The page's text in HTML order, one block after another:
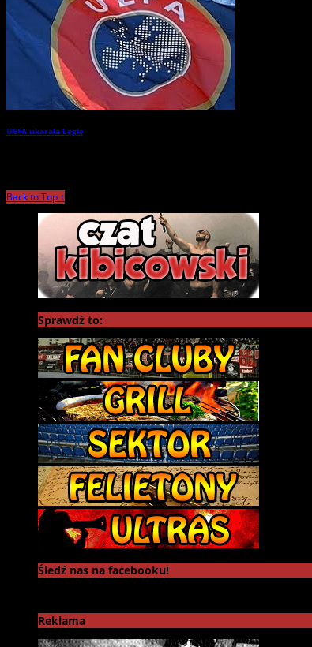
UEFA ukarała Legię
Back to Top ↑
Sprawdź to:
Śledź nas na facebooku!
Reklama